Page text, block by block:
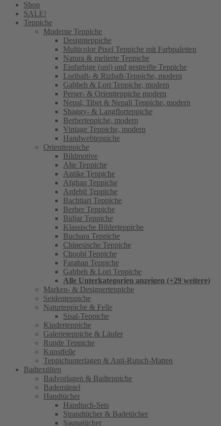
Shop
SALE!
Teppiche
Moderne Teppiche
Designteppiche
Multicolor Pixel Teppiche mit Farbpaletten
Natura & melierte Teppiche
Einfarbige (uni) und gestreifte Teppiche
Loribaft- & Rizbaft-Teppiche, modern
Gabbeh & Lori Teppiche, modern
Perser- & Orientteppiche modern
Nepal, Tibet & Nepali Teppiche, modern
Shaggy- & Langflorteppiche
Berberteppiche, modern
Vintage Teppiche, modern
Handwebteppiche
Orientteppiche
Bildmotive
Alte Teppiche
Antike Teppiche
Afghan Teppiche
Ardebil Teppiche
Bachtiari Teppiche
Berber Teppiche
Bidjar Teppiche
Klassische Bilderteppiche
Buchara Teppiche
Chinesische Teppiche
Choobi Teppiche
Farahan Teppiche
Gabbeh & Lori Teppiche
Alle Unterkategorien anzeigen (+29 weitere)
Marken- & Designerteppiche
Seidenteppiche
Naturteppiche & Felle
Sisal-Teppiche
Kinderteppiche
Galerieteppiche & Läufer
Runde Teppiche
Kunstfelle
Teppichunterlagen & Anti-Rutsch-Matten
Badtextilien
Badvorlagen & Badteppiche
Bademäntel
Handtücher
Handtuch-Sets
Strandtücher & Badetücher
Saunatücher